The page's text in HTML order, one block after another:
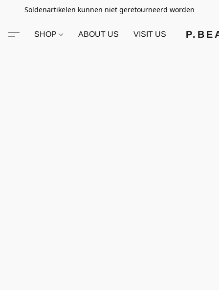
Soldenartikelen kunnen niet geretourneerd worden
SHOP ABOUT US VISIT US